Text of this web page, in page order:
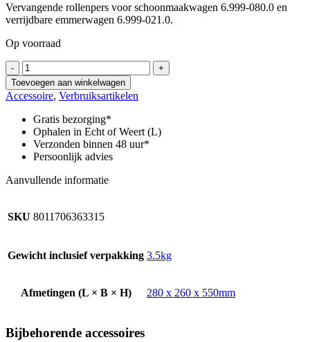
Vervangende rollenpers voor schoonmaakwagen 6.999-080.0 en
verrijdbare emmerwagen 6.999-021.0.
Op voorraad
-
Roller
pers
aantal
+
Toevoegen aan winkelwagen
Accessoire, Verbruiksartikelen
Gratis bezorging*
Ophalen in Echt of Weert (L)
Verzonden binnen 48 uur*
Persoonlijk advies
Aanvullende informatie
SKU 8011706363315
Gewicht inclusief verpakking 3.5kg
Afmetingen (L × B × H) 280 x 260 x 550mm
Bijbehorende accessoires